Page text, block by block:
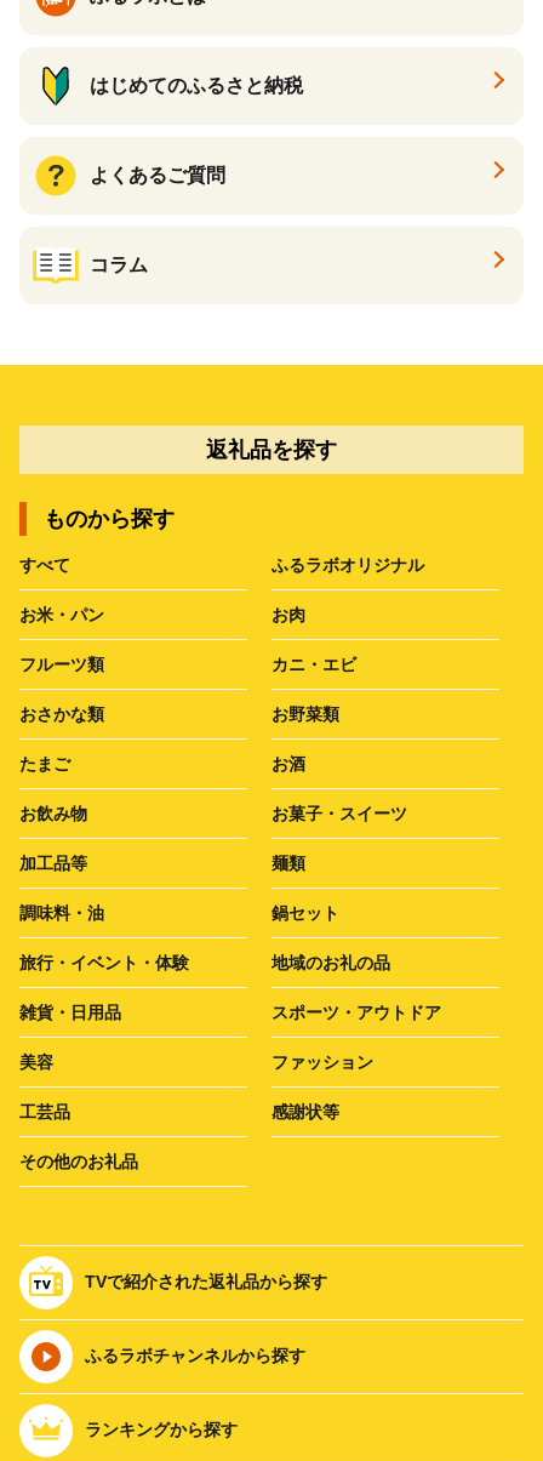
はじめてのふるさと納税
よくあるご質問
コラム
返礼品を探す
ものから探す
すべて ふるラボオリジナル
お米・パン お肉
フルーツ類 カニ・エビ
おさかな類 お野菜類
たまご お酒
お飲み物 お菓子・スイーツ
加工品等 麺類
調味料・油 鍋セット
旅行・イベント・体験 地域のお礼の品
雑貨・日用品 スポーツ・アウトドア
美容 ファッション
工芸品 感謝状等
その他のお礼品
TVで紹介された返礼品から探す
ふるラボチャンネルから探す
ランキングから探す